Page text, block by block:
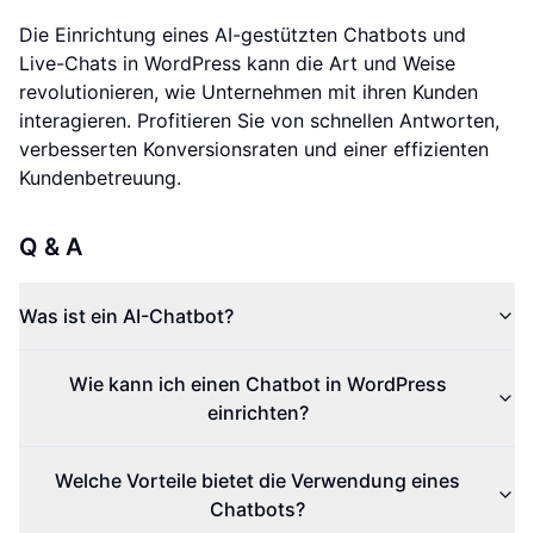
Die Einrichtung eines AI-gestützten Chatbots und
Live-Chats in WordPress kann die Art und Weise
revolutionieren, wie Unternehmen mit ihren Kunden
interagieren. Profitieren Sie von schnellen Antworten,
verbesserten Konversionsraten und einer effizienten
Kundenbetreuung.
Q & A
Was ist ein AI-Chatbot?
Wie kann ich einen Chatbot in WordPress
einrichten?
Welche Vorteile bietet die Verwendung eines
Chatbots?